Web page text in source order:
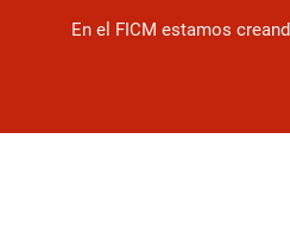
En el FICM estamos